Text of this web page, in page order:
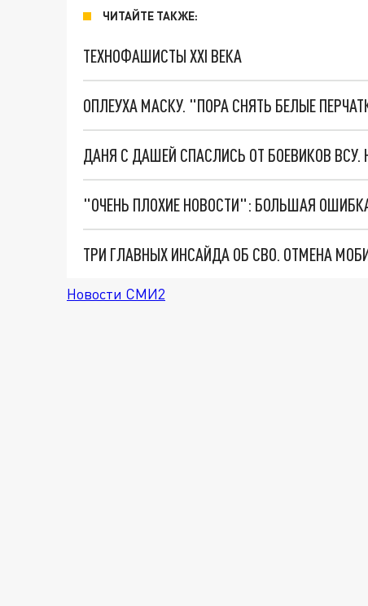
ЧИТАЙТЕ ТАКЖЕ:
ТЕХНОФАШИСТЫ XXI ВЕКА
ОПЛЕУХА МАСКУ. "ПОРА СНЯТЬ БЕЛЫЕ
ДАНЯ С ДАШЕЙ СПАСЛИСЬ ОТ БОЕВИКОВ
Новости СМИ2